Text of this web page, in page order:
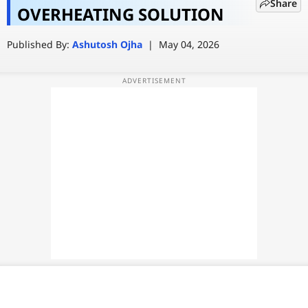
वेब स्टोरी
OVERHEATING SOLUTION
Share
इतना ज्यादा हीट? जानिए इसकी वजह और
कैसे करें ठंडा
Published By: Ashutosh Ojha | May 04, 2026